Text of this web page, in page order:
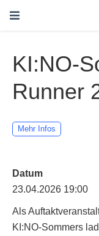
KI:NO-
Runner
Mehr Infos
Datum
23.04.2026 19:00
Als
KI:NO-Sommers